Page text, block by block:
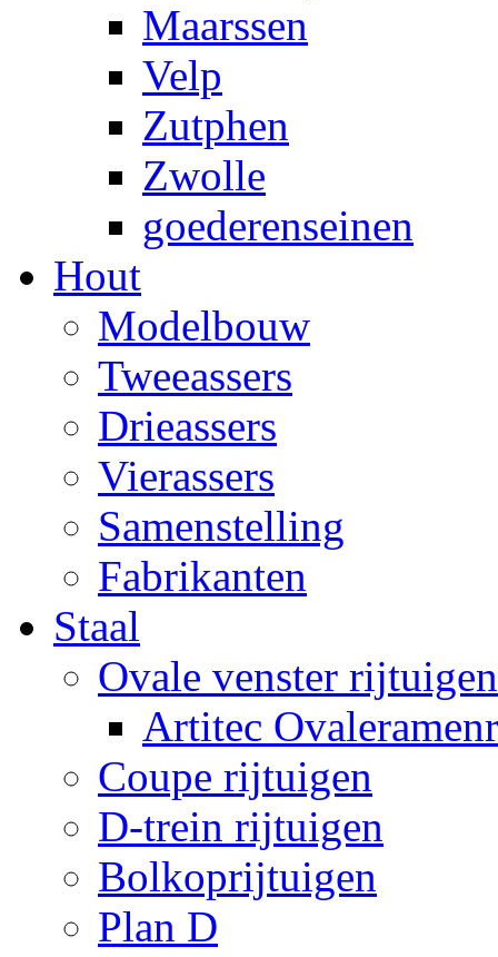
Maarssen
Velp
Zutphen
Zwolle
goederenseinen
Hout
Modelbouw
Tweeassers
Drieassers
Vierassers
Samenstelling
Fabrikanten
Staal
Ovale venster rijtuigen
Artitec
Coupe rijtuigen
D-trein rijtuigen
Bolkoprijtuigen
Plan D